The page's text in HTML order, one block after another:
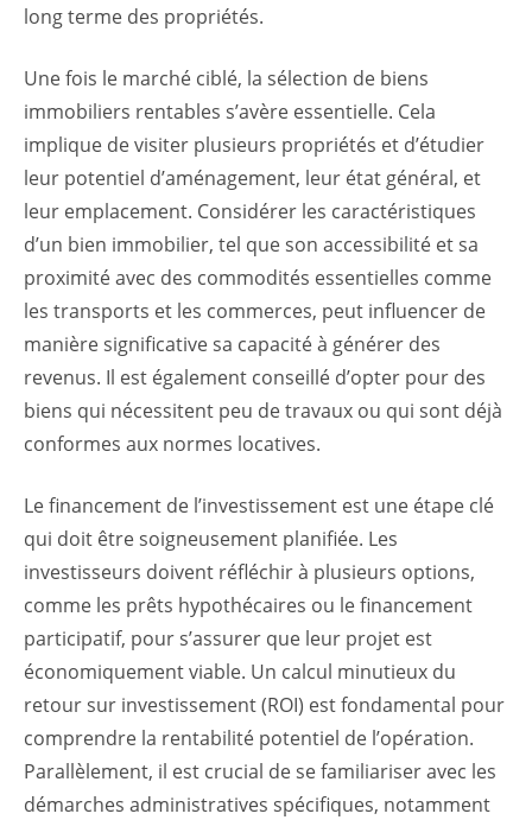
long terme des propriétés.
Une fois le marché ciblé, la sélection de biens
immobiliers rentables s’avère essentielle. Cela
implique de visiter plusieurs propriétés et d’étudier
leur potentiel d’aménagement, leur état général, et
leur emplacement. Considérer les caractéristiques
d’un bien immobilier, tel que son accessibilité et sa
proximité avec des commodités essentielles comme
les transports et les commerces, peut influencer de
manière significative sa capacité à générer des
revenus. Il est également conseillé d’opter pour des
biens qui nécessitent peu de travaux ou qui sont déjà
conformes aux normes locatives.
Le financement de l’investissement est une étape clé
qui doit être soigneusement planifiée. Les
investisseurs doivent réfléchir à plusieurs options,
comme les prêts hypothécaires ou le financement
participatif, pour s’assurer que leur projet est
économiquement viable. Un calcul minutieux du
retour sur investissement (ROI) est fondamental pour
comprendre la rentabilité potentiel de l’opération.
Parallèlement, il est crucial de se familiariser avec les
démarches administratives spécifiques, notamment